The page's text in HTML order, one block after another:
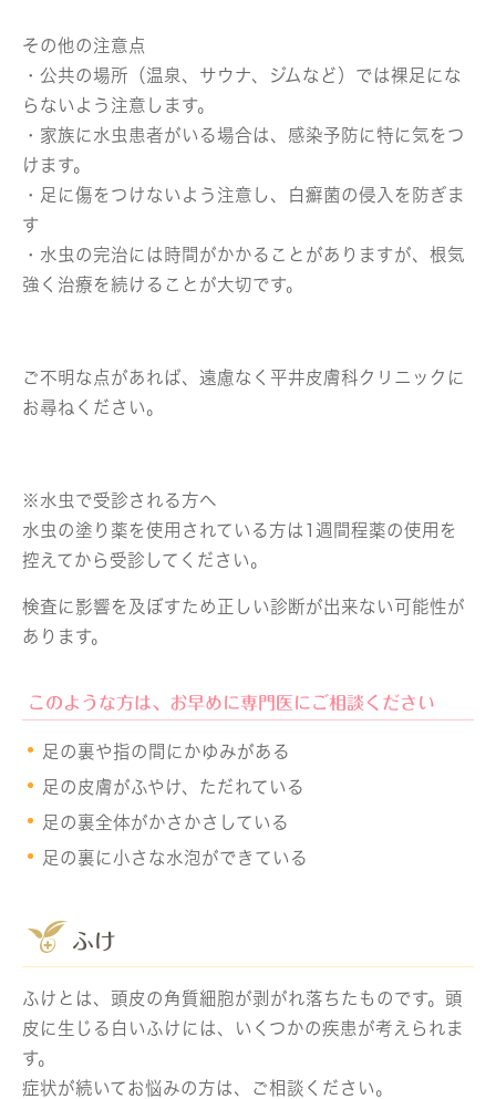
その他の注意点
・公共の場所（温泉、サウナ、ジムなど）では裸足にな
らないよう注意します。
・家族に水虫患者がいる場合は、感染予防に特に気をつ
けます。
・足に傷をつけないよう注意し、白癬菌の侵入を防ぎま
す
・水虫の完治には時間がかかることがありますが、根気
強く治療を続けることが大切です。
ご不明な点があれば、遠慮なく平井皮膚科クリニックに
お尋ねください。
※水虫で受診される方へ
水虫の塗り薬を使用されている方は1週間程薬の使用を
控えてから受診してください。
検査に影響を及ぼすため正しい診断が出来ない可能性が
あります。
このような方は、お早めに専門医にご相談ください
足の裏や指の間にかゆみがある
足の皮膚がふやけ、ただれている
足の裏全体がかさかさしている
足の裏に小さな水泡ができている
ふけ
ふけとは、頭皮の角質細胞が剥がれ落ちたものです。頭
皮に生じる白いふけには、いくつかの疾患が考えられま
す。
症状が続いてお悩みの方は、ご相談ください。